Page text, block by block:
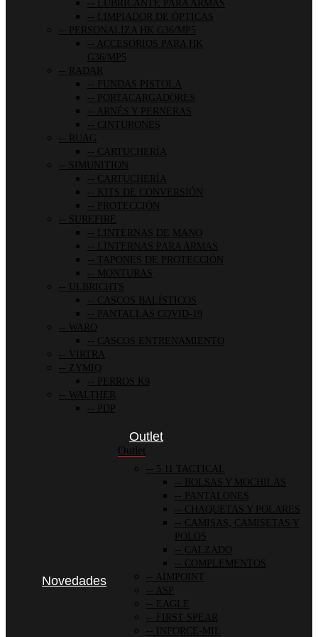
LUBRICANTE PARA ARMAS
LIMPIADOR DE ÓPTICAS
PERSONALIZA HK G36/MP5
ACCESORIOS PARA HK
G36/MP5
RADAR
FUNDAS PISTOLA
PORTACARGADORES
ARNÉS Y PERNERAS
CINTURONES
RUAG
CARTUCHERÍA
SIMUNITION
CARTUCHERÍA
KITS DE CONVERSIÓN
PROTECCIÓN
SUREFIRE
LINTERNAS DE MANO
LINTERNAS PARA ARMAS
TAPONES DE PROTECCIÓN
MONTURAS
ULBRICHTS
CASCOS BALÍSTICOS
PANTALLAS COVID-19
WARQ
CASCOS ENTRENAMIENTO
VIRTRA
ZYMIQ
PERROS K9
WALTHER
PDP
Novedades
Outlet
Outlet
5.11 TACTICAL
BOLSAS Y MOCHILAS
PANTALONES
CHAQUETAS Y POLARES
CAMISAS, CAMISETAS Y
POLOS
CALZADO
COMPLEMENTOS
AIMPOINT
ASP
EAGLE
FIRST SPEAR
INFORCE-MIL